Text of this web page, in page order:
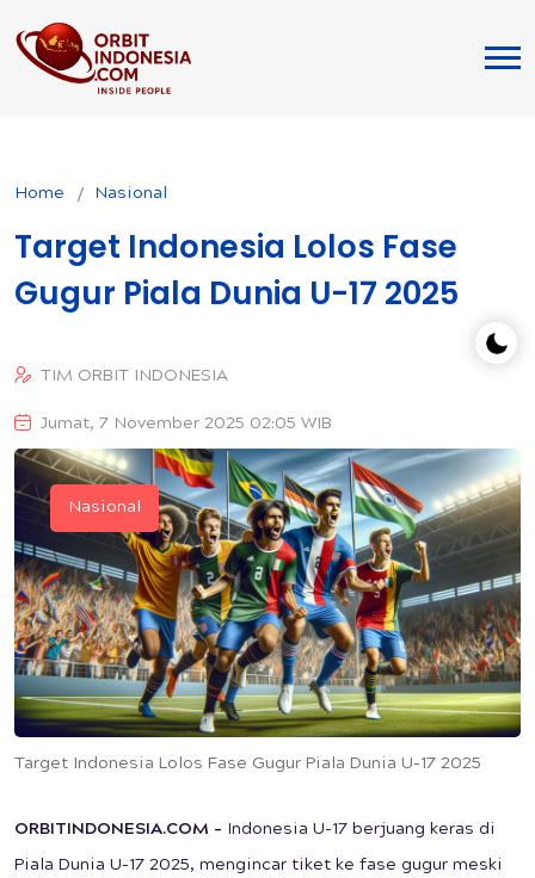
Home Nasional
Target Indonesia Lolos Fase
Gugur Piala Dunia U-17 2025
TIM ORBIT INDONESIA
Jumat, 7 November 2025 02:05 WIB
Target Indonesia Lolos Fase Gugur Piala Dunia U-17 2025
Nasional
ORBITINDONESIA.COM – Indonesia U-17 berjuang keras di
Piala Dunia U-17 2025, mengincar tiket ke fase gugur meski